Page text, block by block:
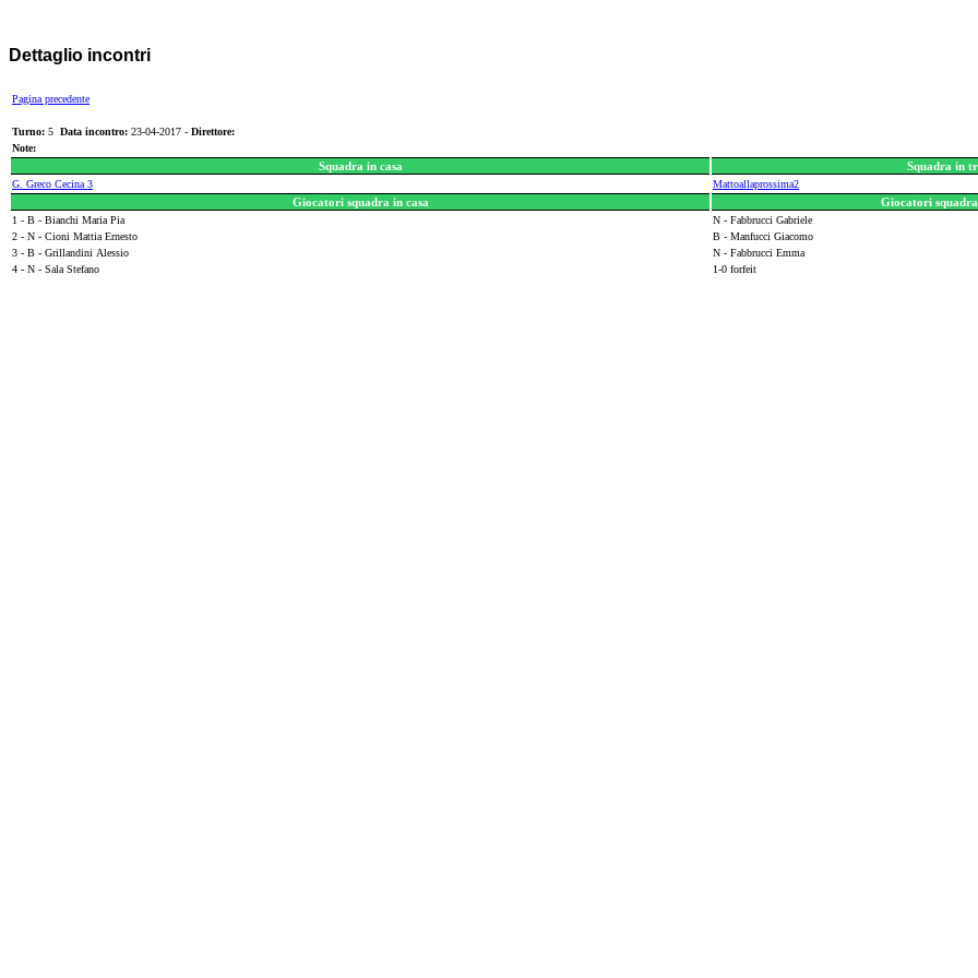
Dettaglio incontri
Pagina precedente
Turno: 5 Data incontro: 23-04-2017 - Direttore:
Note:
Squadra in casa Squadra in
G. Greco Cecina 3 Mattoallaprossima2
Giocatori squadra in casa Giocatori
1 - B - Bianchi Maria Pia N - Fabbrucci Gabriele
2 - N - Cioni Mattia Ernesto
B - Manfucci Giacomo
3 - B - Grillandini Alessio
N - Fabbrucci Emma
4 - N - Sala Stefano
1-0 forfeit